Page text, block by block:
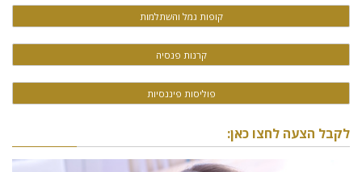
קופות גמל והשתלמות
קרנות פנסיה
פוליסות פיננסיות
לקבל הצעה לחצו כאן: